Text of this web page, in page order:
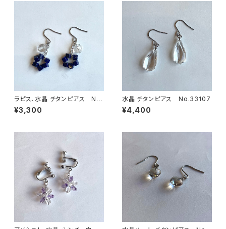
ラピス、水晶 チタンピアス No.
33111
¥3,300
水晶 チタンピアス No.33107
¥4,400